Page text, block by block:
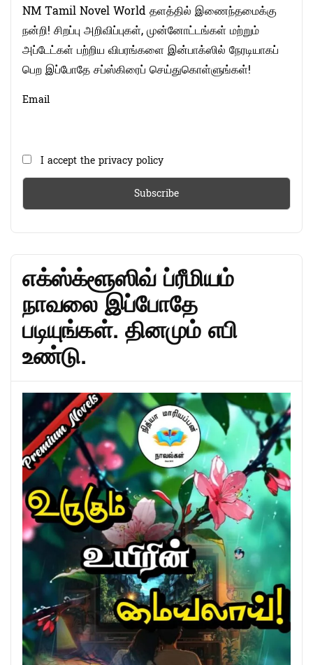
NM Tamil Novel World தளத்தில் இணைந்தமைக்கு
நன்றி! சிறப்பு அறிவிப்புகள், முன்னோட்டங்கள் மற்றும்
அப்டேட்கள் பற்றிய விபரங்களை இன்பாக்ஸில் நேரடியாகப்
பெற இப்போதே சப்ஸ்கிரைப் செய்துகொள்ளுங்கள்!
Email
I accept the privacy policy
எக்ஸ்க்ளூஸிவ் ப்ரீமியம்
நாவலை இப்போதே
படியுங்கள். தினமும் எபி
உண்டு.